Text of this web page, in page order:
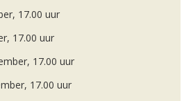
17.00 uur
17.00 uur
17.00 uur
17.00 uur